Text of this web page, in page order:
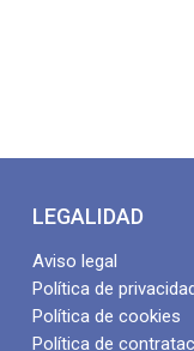
LEGALIDAD
Aviso legal
Política de
Política de cookies
Política de